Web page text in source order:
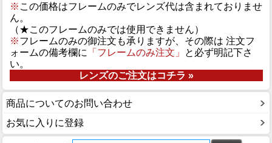
※ この価格はフレームのみでレンズ代は含まれておりませ
ん。
（★このフレームのみでは使用できません）
※フレームのみの御注文も承りますが、その際は 注文フ
ォームの備考欄に 「フレームのみ注文」
と必ず明記下さ
い。
レンズのご注文はコチラ »
商品についてのお問い合わせ
お気に入りに登録